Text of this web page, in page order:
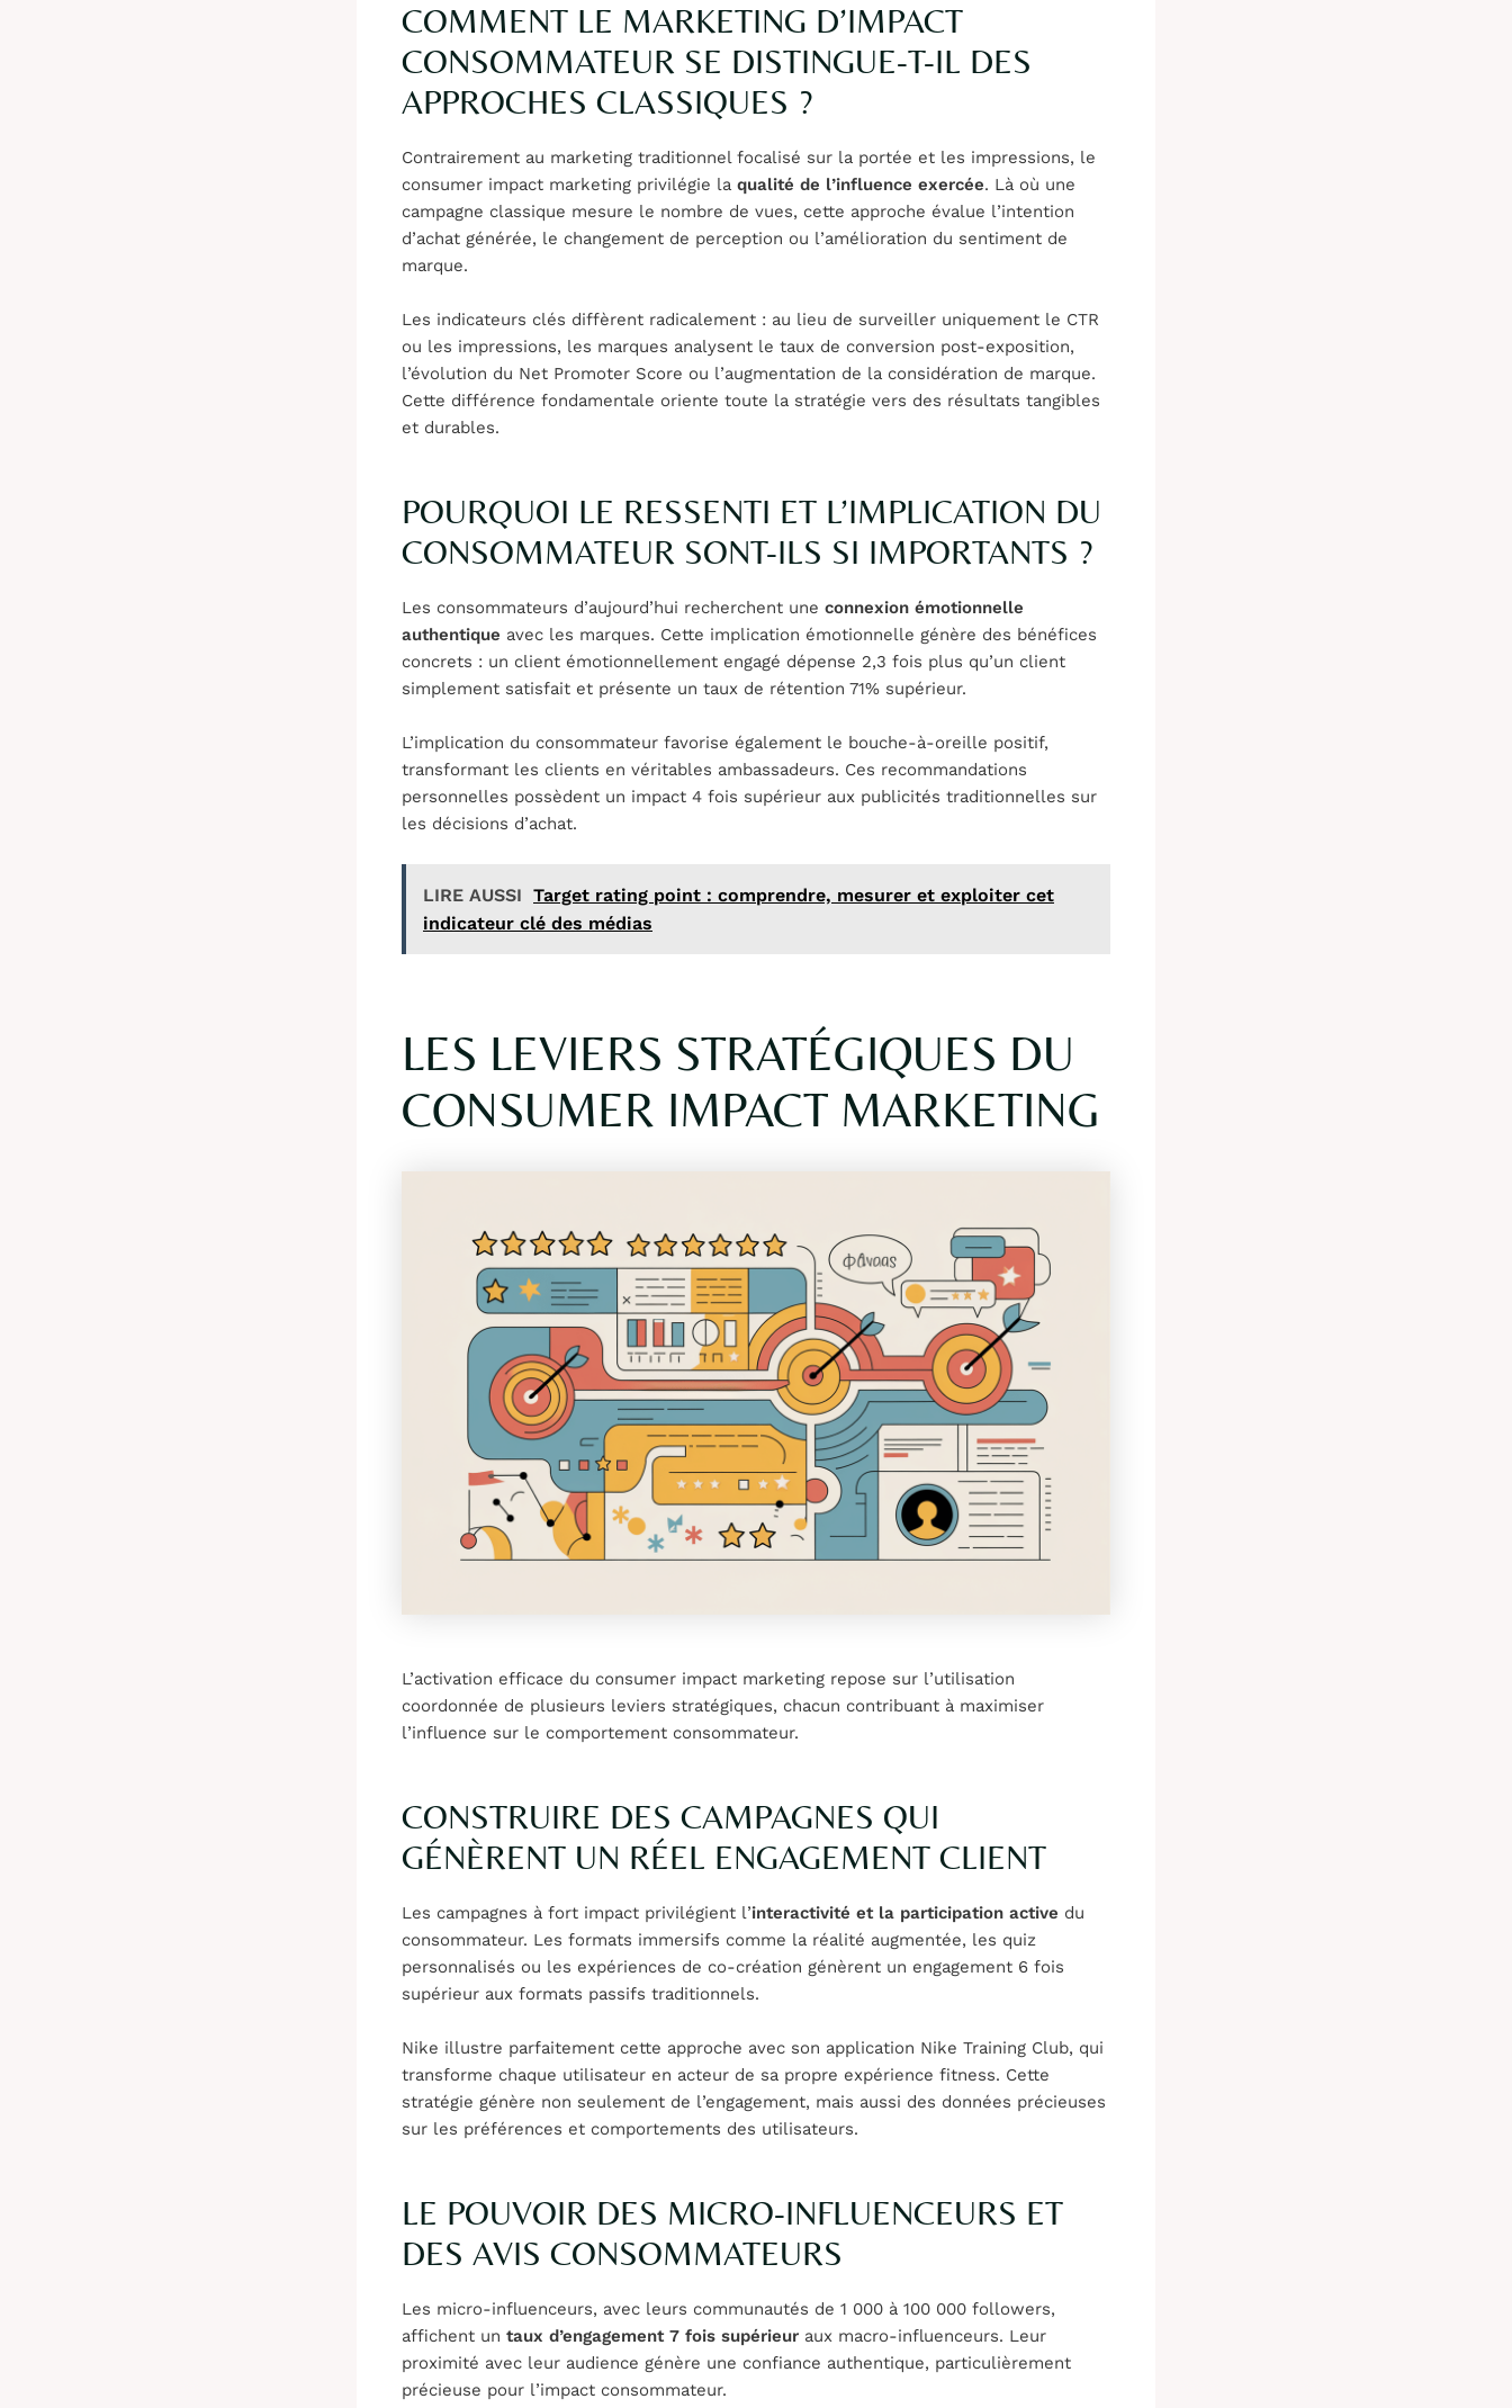
COMMENT LE MARKETING D’IMPACT
CONSOMMATEUR SE DISTINGUE-T-IL DES
APPROCHES CLASSIQUES ?
Contrairement au marketing traditionnel focalisé sur la portée et les impressions, le
consumer impact marketing privilégie la qualité de l’influence exercée. Là où une
campagne classique mesure le nombre de vues, cette approche évalue l’intention
d’achat générée, le changement de perception ou l’amélioration du sentiment de
marque.
Les indicateurs clés diffèrent radicalement : au lieu de surveiller uniquement le CTR
ou les impressions, les marques analysent le taux de conversion post-exposition,
l’évolution du Net Promoter Score ou l’augmentation de la considération de marque.
Cette différence fondamentale oriente toute la stratégie vers des résultats tangibles
et durables.
POURQUOI LE RESSENTI ET L’IMPLICATION DU
CONSOMMATEUR SONT-ILS SI IMPORTANTS ?
Les consommateurs d’aujourd’hui recherchent une connexion émotionnelle
authentique avec les marques. Cette implication émotionnelle génère des bénéfices
concrets : un client émotionnellement engagé dépense 2,3 fois plus qu’un client
simplement satisfait et présente un taux de rétention 71% supérieur.
L’implication du consommateur favorise également le bouche-à-oreille positif,
transformant les clients en véritables ambassadeurs. Ces recommandations
personnelles possèdent un impact 4 fois supérieur aux publicités traditionnelles sur
les décisions d’achat.
LIRE AUSSI Target rating point : comprendre, mesurer et exploiter cet
indicateur clé des médias
LES LEVIERS STRATÉGIQUES DU
CONSUMER IMPACT MARKETING
L’activation efficace du consumer impact marketing repose sur l’utilisation
coordonnée de plusieurs leviers stratégiques, chacun contribuant à maximiser
l’influence sur le comportement consommateur.
CONSTRUIRE DES CAMPAGNES QUI
GÉNÈRENT UN RÉEL ENGAGEMENT CLIENT
Les campagnes à fort impact privilégient l’interactivité et la participation active du
consommateur. Les formats immersifs comme la réalité augmentée, les quiz
personnalisés ou les expériences de co-création génèrent un engagement 6 fois
supérieur aux formats passifs traditionnels.
Nike illustre parfaitement cette approche avec son application Nike Training Club, qui
transforme chaque utilisateur en acteur de sa propre expérience fitness. Cette
stratégie génère non seulement de l’engagement, mais aussi des données précieuses
sur les préférences et comportements des utilisateurs.
LE POUVOIR DES MICRO-INFLUENCEURS ET
DES AVIS CONSOMMATEURS
Les micro-influenceurs, avec leurs communautés de 1 000 à 100 000 followers,
affichent un taux d’engagement 7 fois supérieur aux macro-influenceurs. Leur
proximité avec leur audience génère une confiance authentique, particulièrement
précieuse pour l’impact consommateur.